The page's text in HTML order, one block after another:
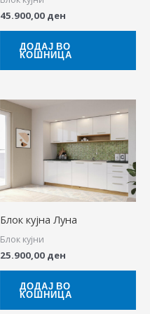
45.900,00 ден
ДОДАЈ ВО
КОШНИЦА
Блок кујна Луна
Блок кујни
25.900,00 ден
ДОДАЈ ВО
КОШНИЦА